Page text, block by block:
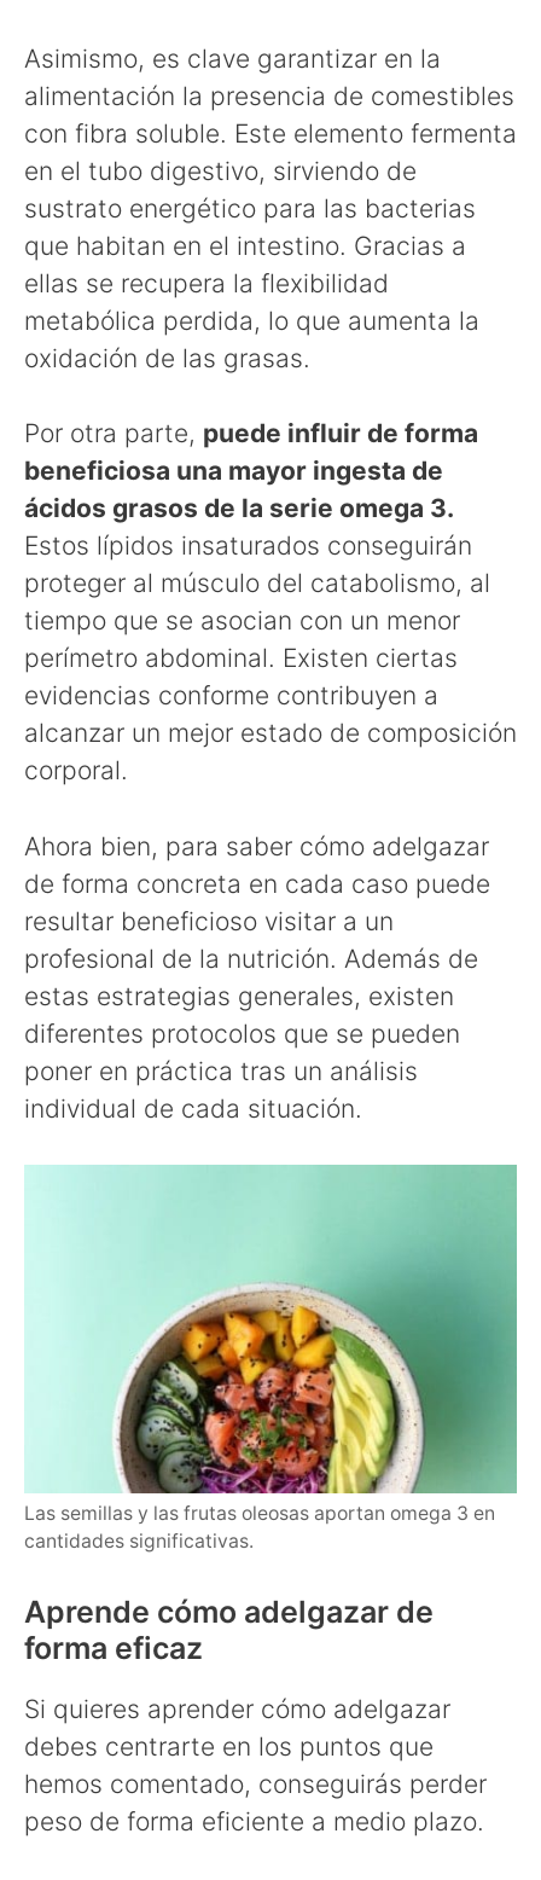
Asimismo, es clave garantizar en la
alimentación la presencia de comestibles
con fibra soluble. Este elemento fermenta
en el tubo digestivo, sirviendo de
sustrato energético para las bacterias
que habitan en el intestino. Gracias a
ellas se recupera la flexibilidad
metabólica perdida, lo que aumenta la
oxidación de las grasas.
Por otra parte, puede influir de forma
beneficiosa una mayor ingesta de
ácidos grasos de la serie omega 3.
Estos lípidos insaturados conseguirán
proteger al músculo del catabolismo, al
tiempo que se asocian con un menor
perímetro abdominal. Existen ciertas
evidencias conforme contribuyen a
alcanzar un mejor estado de composición
corporal.
Ahora bien, para saber cómo adelgazar
de forma concreta en cada caso puede
resultar beneficioso visitar a un
profesional de la nutrición. Además de
estas estrategias generales, existen
diferentes protocolos que se pueden
poner en práctica tras un análisis
individual de cada situación.
Las semillas y las frutas oleosas aportan omega 3 en
cantidades significativas.
Aprende cómo adelgazar de
forma eficaz
Si quieres aprender cómo adelgazar
debes centrarte en los puntos que
hemos comentado, conseguirás perder
peso de forma eficiente a medio plazo.